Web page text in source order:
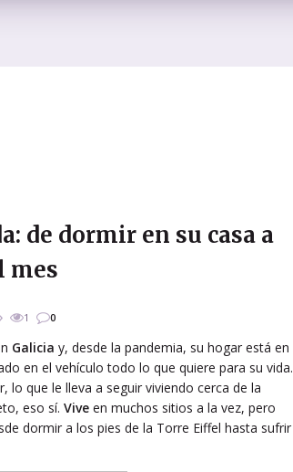
de dormir en su casa a
mes
1 0
Galicia y, desde la pandemia, su hogar está en
en el vehículo todo lo que quiere para su vida.
lo que le lleva a seguir viviendo cerca de la
eso sí. Vive en muchos sitios a la vez, pero
dormir a los pies de la Torre Eiffel hasta sufrir